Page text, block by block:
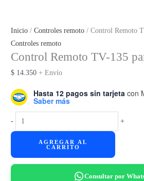
Inicio /Controles remoto / Control Remoto
Controles remoto
Control Remoto TV-135
$ 14.350 + Envío
Hasta 12 pagos sin tarjeta con
Saber más
-
Control
Remoto
+
AGREGAR AL
CARRITO
Consultar por